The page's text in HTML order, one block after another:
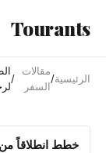
انتقل إلى المحتوى
Tourants
الرئيسية/
مقالات
السفر
/
خطط انطلاقاً من